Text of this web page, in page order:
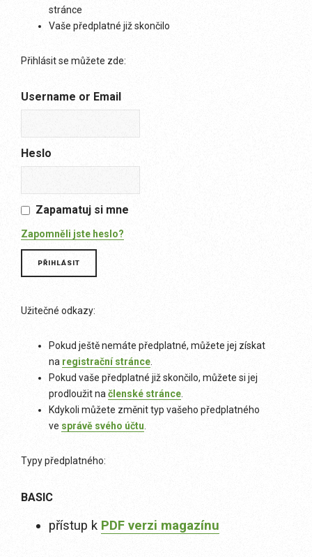
stránce
Vaše předplatné již skončilo
Přihlásit se můžete zde:
Username or Email
Heslo
Zapamatuj si mne
Zapomněli jste heslo?
Užitečné odkazy:
Pokud ještě nemáte předplatné, můžete jej získat
na registrační stránce
Pokud vaše předplatné již skončilo, můžete si jej
prodloužit na členské stránce
Kdykoli můžete změnit typ vašeho předplatného
ve správě svého účtu
Typy předplatného:
BASIC
přístup k PDF verzi magazínu